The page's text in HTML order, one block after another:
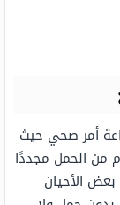
أمر صحي حيث
من الحمل مجددًا
الأحيان